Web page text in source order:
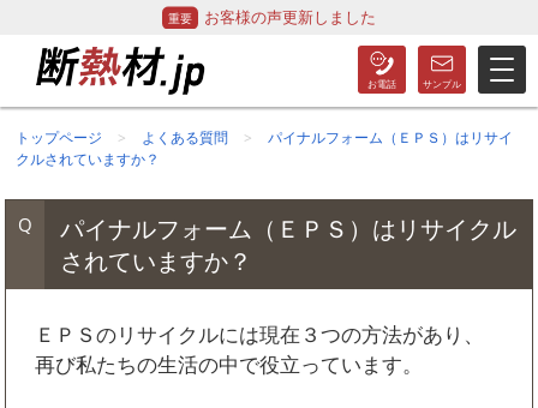
お客様の声更新しました
トップページ よくある質問
パイナルフォーム（ＥＰＳ）はリサイ
クルされていますか？
パイナルフォーム（ＥＰＳ）はリサイクル
されていますか？
ＥＰＳのリサイクルには現在３つの方法があり、
再び私たちの生活の中で役立っています。